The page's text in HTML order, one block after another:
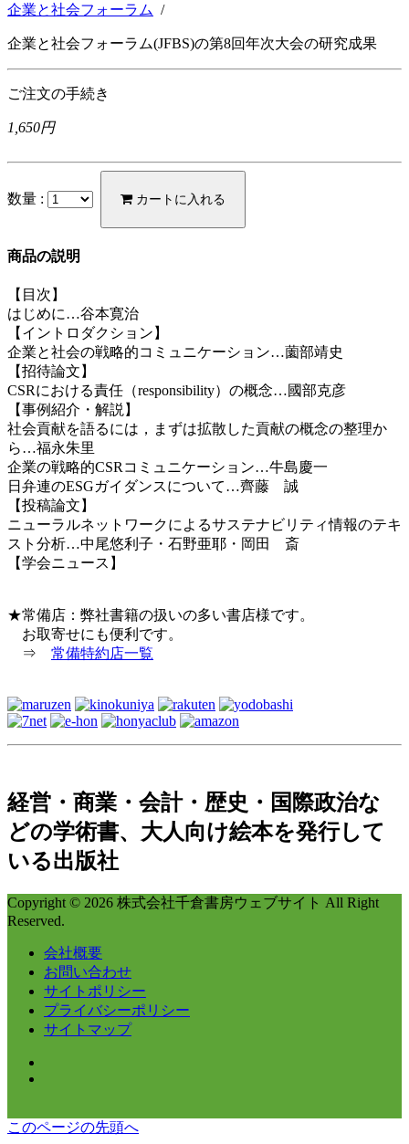
企業と社会フォーラム /
企業と社会フォーラム(JFBS)の第8回年次大会の研究成果
ご注文の手続き
1,650円
数量 : カートに入れる
商品の説明
【目次】
はじめに…谷本寛治
【イントロダクション】
企業と社会の戦略的コミュニケーション…薗部靖史
【招待論文】
CSRにおける責任（responsibility）の概念…國部克彦
【事例紹介・解説】
社会貢献を語るには，まずは拡散した貢献の概念の整理か
ら…福永朱里
企業の戦略的CSRコミュニケーション…牛島慶一
日弁連のESGガイダンスについて…齊藤 誠
【投稿論文】
ニューラルネットワークによるサステナビリティ情報のテキ
スト分析…中尾悠利子・石野亜耶・岡田 斎
【学会ニュース】
★常備店：弊社書籍の扱いの多い書店様です。
お取寄せにも便利です。
⇒ 常備特約店一覧
経営・商業・会計・歴史・国際政治な
どの学術書、大人向け絵本を発行して
いる出版社
Copyright © 2026 株式会社千倉書房ウェブサイト All Right
Reserved.
会社概要
お問い合わせ
サイトポリシー
プライバシーポリシー
サイトマップ
このページの先頭へ